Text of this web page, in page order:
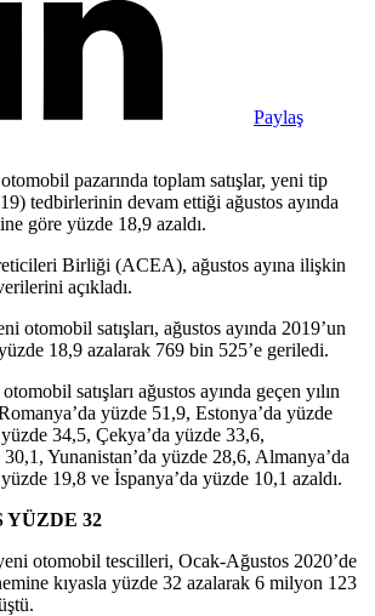
Paylaş
pazarında toplam satışlar, yeni tip
tedbirlerinin devam ettiği ağustos ayında
göre yüzde 18,9 azaldı.
Birliği (ACEA), ağustos ayına ilişkin
açıkladı.
otomobil satışları, ağustos ayında 2019’un
18,9 azalarak 769 bin 525’e geriledi.
satışları ağustos ayında geçen yılın
yüzde 51,9, Estonya’da yüzde
34,5, Çekya’da yüzde 33,6,
Yunanistan’da yüzde 28,6, Almanya’da
19,8 ve İspanya’da yüzde 10,1 azaldı.
YÜZDE 32
otomobil tescilleri, Ocak-Ağustos 2020’de
kıyasla yüzde 32 azalarak 6 milyon 123